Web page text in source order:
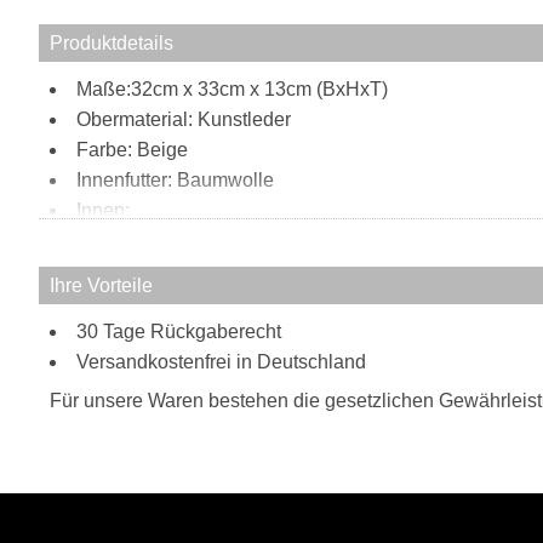
Produktdetails
Maße:32cm x 33cm x 13cm (BxHxT)
Obermaterial: Kunstleder
Farbe: Beige
Innenfutter: Baumwolle
Innen:
1 Steckfach
3 Stifteschlaufen
1 Handyfach
Außen:
2 Reißverschlussfächer vorne
Ihre Vorteile
30 Tage Rückgaberecht
Versandkostenfrei in Deutschland
Für unsere Waren bestehen die gesetzlichen